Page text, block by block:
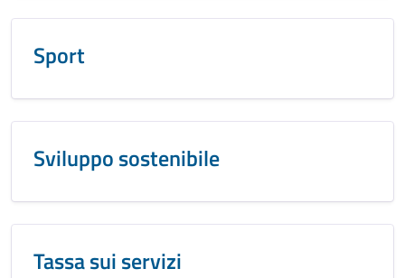
Sport
Sviluppo sostenibile
Tassa sui servizi